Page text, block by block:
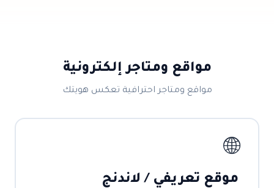
مواقع ومتاجر إلكترونية
مواقع ومتاجر احترافية تعكس هويتك
🌐
موقع تعريفي / لاندنج